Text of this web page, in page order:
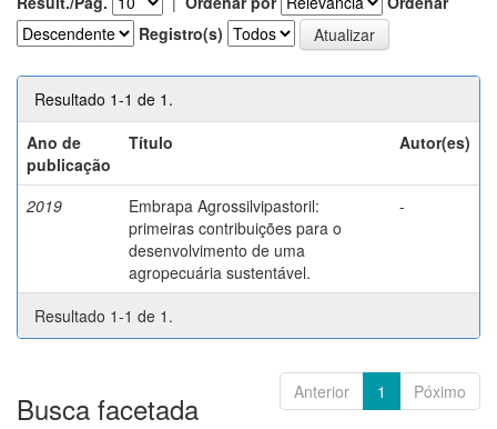
Registro(s)
Resultado 1-1 de 1.
Ano de
publicação
Título Autor(es)
2019
Embrapa Agrossilvipastoril:
primeiras contribuições para o
desenvolvimento de uma
agropecuária sustentável.
-
Resultado 1-1 de 1.
Anterior 1 Póximo
Busca facetada